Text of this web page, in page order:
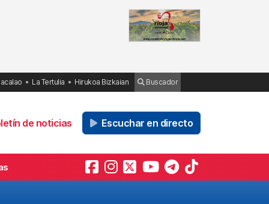
La Tertulia Hirukoa Bizkaian Buscador
de noticias Escuchar en directo